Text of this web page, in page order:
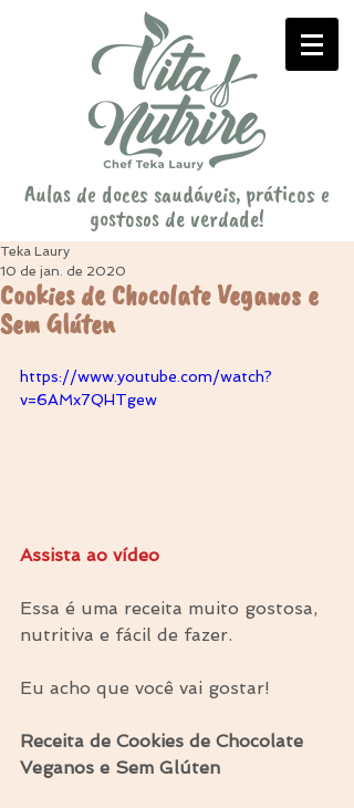
Aulas de doces saudáveis, práticos e
gostosos de verdade!
Cookies de Chocolate Veganos e
Sem Glúten
Teka Laury
10 de jan. de 2020
https://www.youtube.com/watch?
v=6AMx7QHTgew
Assista ao vídeo
Essa é uma receita muito gostosa,
nutritiva e fácil de fazer.
Eu acho que você vai gostar!
Receita de Cookies de Chocolate
Veganos e Sem Glúten